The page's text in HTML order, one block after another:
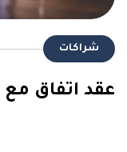
شراكات
عقد اتفاق